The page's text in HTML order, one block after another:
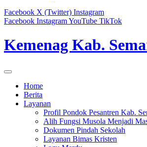
Facebook X (Twitter) Instagram
Facebook InstagramYouTube TikTok
Kemenag Kab.
Home
Berita
Layanan
Profil Pondok Pesantren Kab.
Alih Fungsi Musola Menjadi
Dokumen Pindah Sekolah
Layanan Bimas Kristen